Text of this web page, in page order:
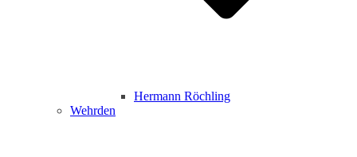
Hermann Röchling
Wehrden